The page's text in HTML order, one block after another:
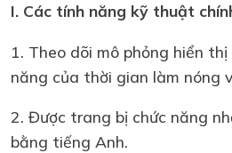
I. Các tính năng kỹ thuật
1. Theo dõi mô phỏng hiển
năng của thời gian làm nóng
2. Được trang bị chức năng
bằng tiếng Anh.